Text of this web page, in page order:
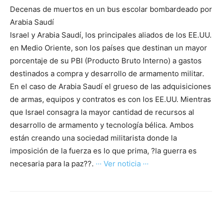
Decenas de muertos en un bus escolar bombardeado por
Arabia Saudí
Israel y Arabia Saudí, los principales aliados de los EE.UU.
en Medio Oriente, son los países que destinan un mayor
porcentaje de su PBI (Producto Bruto Interno) a gastos
destinados a compra y desarrollo de armamento militar.
En el caso de Arabia Saudí el grueso de las adquisiciones
de armas, equipos y contratos es con los EE.UU. Mientras
que Israel consagra la mayor cantidad de recursos al
desarrollo de armamento y tecnología bélica. Ambos
están creando una sociedad militarista donde la
imposición de la fuerza es lo que prima, ?la guerra es
necesaria para la paz??. ··· Ver noticia ···